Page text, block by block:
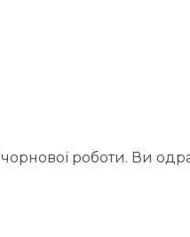
роботи. Ви